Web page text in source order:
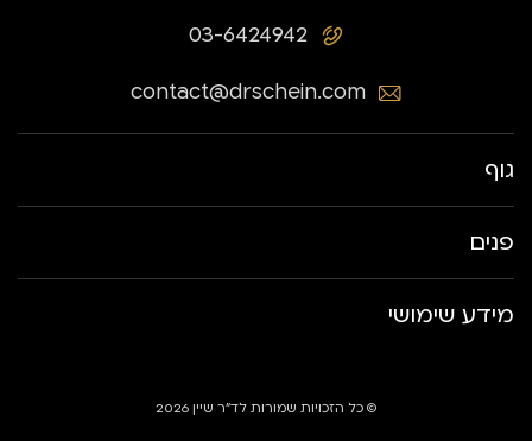
03-6424942
contact@drschein.com
גוף
פנים
מידע שימושי
© כל הזכויות שמורות לד״ר שיין 2026